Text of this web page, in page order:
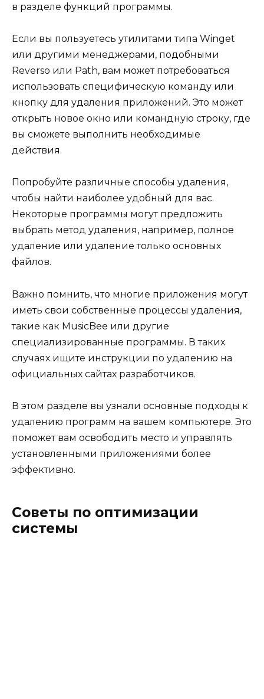
в разделе функций программы.
Если вы пользуетесь утилитами типа Winget
или другими менеджерами, подобными
Reverso или Path, вам может потребоваться
использовать специфическую команду или
кнопку для удаления приложений. Это может
открыть новое окно или командную строку, где
вы сможете выполнить необходимые
действия.
Попробуйте различные способы удаления,
чтобы найти наиболее удобный для вас.
Некоторые программы могут предложить
выбрать метод удаления, например, полное
удаление или удаление только основных
файлов.
Важно помнить, что многие приложения могут
иметь свои собственные процессы удаления,
такие как MusicBee или другие
специализированные программы. В таких
случаях ищите инструкции по удалению на
официальных сайтах разработчиков.
В этом разделе вы узнали основные подходы к
удалению программ на вашем компьютере. Это
поможет вам освободить место и управлять
установленными приложениями более
эффективно.
Советы по оптимизации
системы